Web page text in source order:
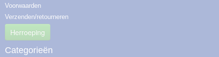
Voorwaarden
Verzenden/retourneren
Herroeping
Categorieën